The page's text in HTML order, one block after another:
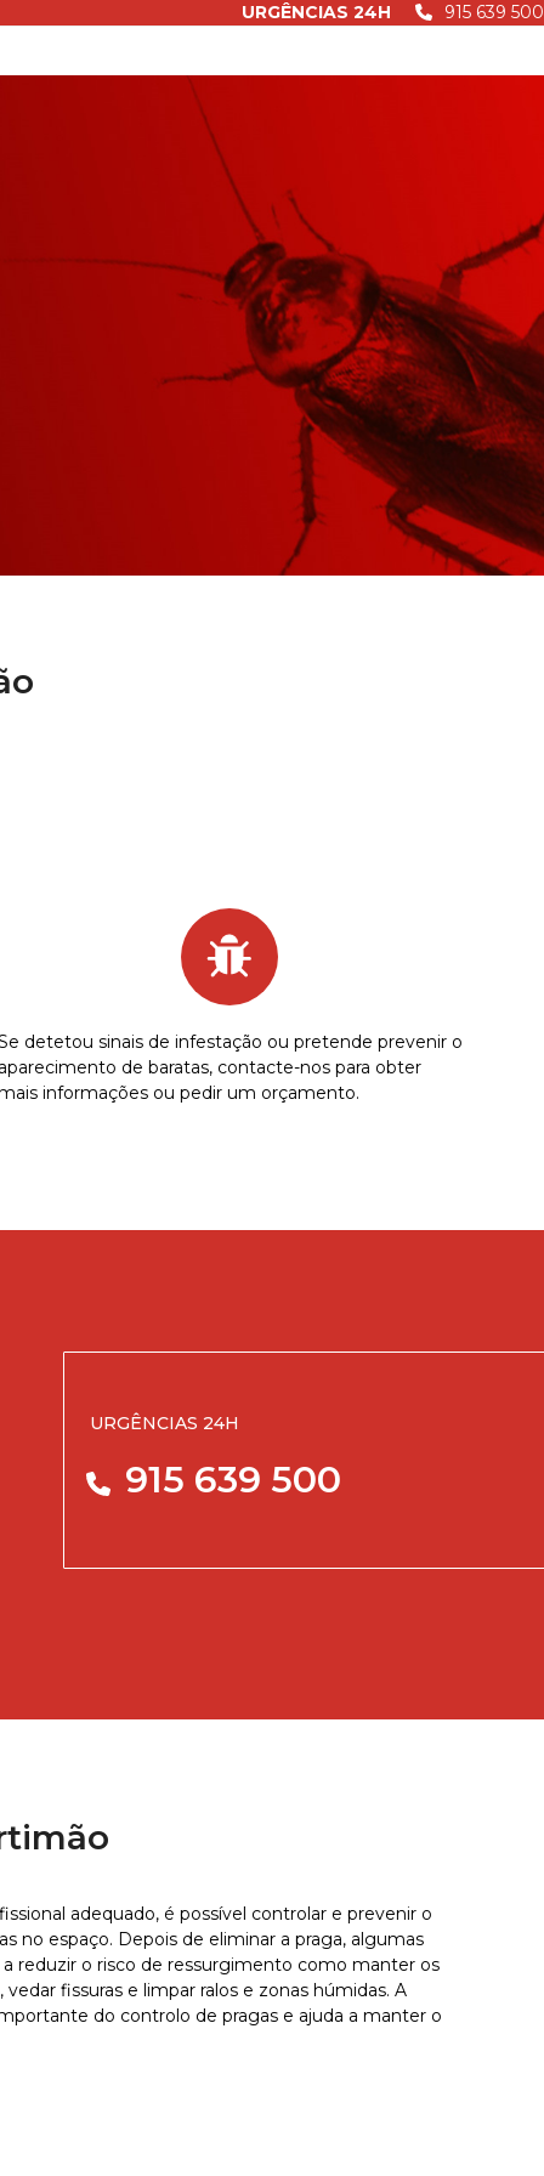
URGÊNCIAS 24H 915 639 500
detetou sinais de infestação ou pretende prevenir o
de baratas, contacte-nos para obter
informações ou pedir um orçamento.
URGÊNCIAS 24H
915 639 500
adequado, é possível controlar e prevenir o
no espaço. Depois de eliminar a praga, algumas
reduzir o risco de ressurgimento como manter os
fissuras e limpar ralos e zonas húmidas. A
do controlo de pragas e ajuda a manter o